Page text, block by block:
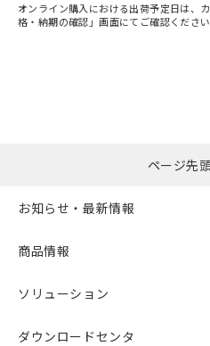
オンライン購入における出荷予定日は、
格・納期の確認」画面にてご確認ください
ページ先
お知らせ・最新情報
商品情報
ソリューション
ダウンロードセンタ